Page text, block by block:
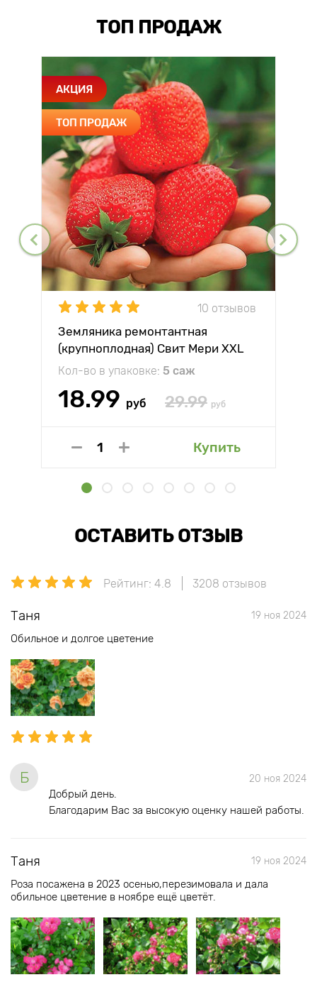
ТОП ПРОДАЖ
АКЦИЯ
ТОП ПРОДАЖ
10 отзывов
Земляника ремонтантная
(крупноплодная) Свит Мери XXL
Кол-во в упаковке: 5 саж
18.99 руб 29.99 руб
Купить
ОСТАВИТЬ ОТЗЫВ
Рейтинг: 4.8 3208 отзывов
Таня 19 ноя 2024
Обильное и долгое цветение
Б 20 ноя 2024
Добрый день.
Благодарим Вас за высокую оценку нашей работы.
Таня 19 ноя 2024
Роза посажена в 2023 осенью,перезимовала и дала
обильное цветение в ноябре ещё цветёт.